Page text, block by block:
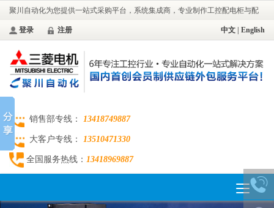
聚川自动化为您提供一站式采购平台，系统集成商，专业制作工控配电柜与配
电工程。
登录 注册 中文 English
销售部专线： 13418749887
大客户专线： 13510471330
全国服务热线： 13418969887
Toggle
navigation